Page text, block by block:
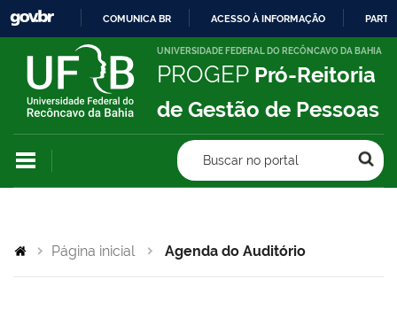
IR
PARA
CONTEÚDO
COMUNICA BR ACESSO À INFORMAÇÃO
UNIVERSIDADE FEDERAL DO RECÔNCAVO DA BAHIA
PROGEP Pró-Reitoria
de Gestão de Pessoas
Buscar no portal
Página inicial Agenda do Auditório